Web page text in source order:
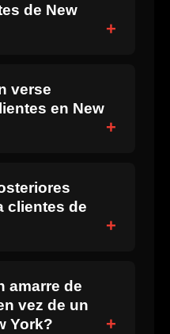
de New
verse
en New
clientes de
amarre de
vez de un
York?